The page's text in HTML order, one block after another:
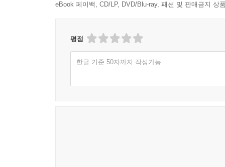
eBook 페이백, CD/LP, DVD/Blu-ray, 패션 및 판매금지 상
평점
한글 기준 50자까지 작성가능